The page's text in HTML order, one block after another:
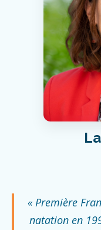
« Première
natation en